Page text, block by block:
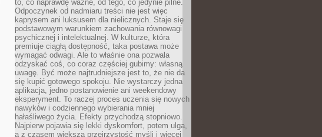
to, co naprawdę ważne, od tego, co jedynie pilne.
Odpoczynek od nadmiaru treści nie jest więc
kaprysem ani luksusem dla nielicznych. Staje się
podstawowym warunkiem zachowania równowagi
psychicznej i intelektualnej. W kulturze, która
premiuje ciągłą dostępność, taka postawa może
wymagać odwagi. Ale to właśnie ona pozwala
odzyskać coś, co coraz częściej gubimy: własną
uwagę. Być może najtrudniejsze jest to, że nie da
się kupić gotowego spokoju. Nie wystarczy jedna
aplikacja, jedno postanowienie ani weekendowy
eksperyment. To raczej proces uczenia się nowych
nawyków i codziennego wybierania mniej
hałaśliwego życia. Efekty przychodzą stopniowo.
Najpierw pojawia się lekki dyskomfort, potem ulga,
a z czasem większa przejrzystość myśli i więcej